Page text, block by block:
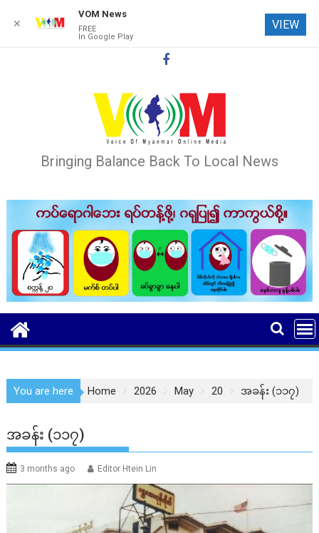
Bringing Balance Back To Local News
You are here Home 2026 May 20 အခန်း (၁၁၇)
အခန်း (၁၁၇)
3 months ago Editor Htein Lin
✕
VOM News
FREE
In Google Play
VIEW